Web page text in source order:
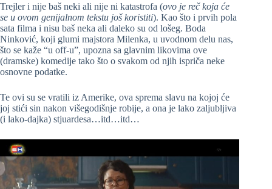
Trejler i nije baš neki ali nije ni katastrofa (ovo je reč koja će
se u ovom genijalnom tekstu još koristiti). Kao što i prvih pola
sata filma i nisu baš neka ali daleko su od lošeg. Boda
Ninković, koji glumi majstora Milenka, u uvodnom delu nas,
što se kaže “u off-u”, upozna sa glavnim likovima ove
(dramske) komedije tako što o svakom od njih ispriča neke
osnovne podatke.
Te ovi su se vratili iz Amerike, ova sprema slavu na kojoj će
joj stići sin nakon višegodišnje robije, a ona je lako zaljubljiva
(i lako-dajka) stjuardesa…itd…itd…